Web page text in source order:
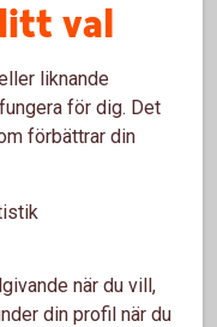
för både
mer attraktiv
som
rätt lösning!
val
liknande
för dig. Det
förbättrar din
när du vill,
din profil när du